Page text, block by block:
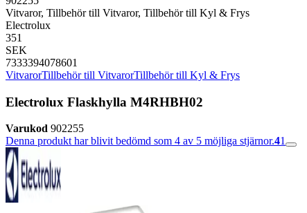
Vitvaror, Tillbehör till Vitvaror, Tillbehör till Kyl & Frys
Electrolux
351
SEK
7333394078601
VitvarorTillbehör till VitvarorTillbehör till Kyl & Frys
Electrolux Flaskhylla M4RHBH02
Varukod 902255
Denna produkt har blivit bedömd som 4 av 5 möjliga stjärnor.41